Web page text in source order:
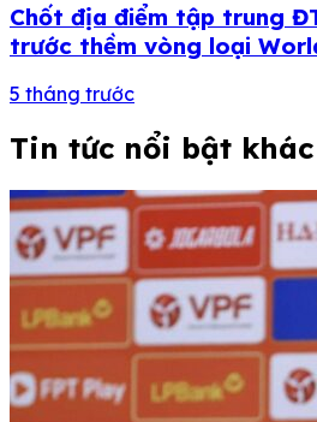
Chốt địa điểm tập trung
trước thềm vòng loại
5 tháng trước
Tin tức nổi bật khác